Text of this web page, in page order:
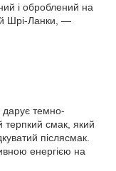
і оброблений на
Шрі-Ланки, —
дарує темно-
терпкий смак, який
післясмак.
енергією на